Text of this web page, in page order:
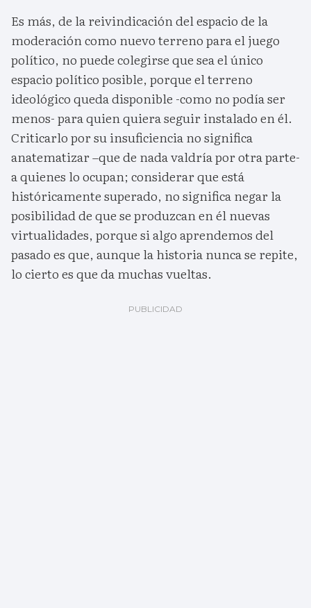
Es más, de la reivindicación del espacio de la
moderación como nuevo terreno para el juego
político, no puede colegirse que sea el único
espacio político posible, porque el terreno
ideológico queda disponible -como no podía ser
menos- para quien quiera seguir instalado en él.
Criticarlo por su insuficiencia no significa
anatematizar –que de nada valdría por otra parte-
a quienes lo ocupan; considerar que está
históricamente superado, no significa negar la
posibilidad de que se produzcan en él nuevas
virtualidades, porque si algo aprendemos del
pasado es que, aunque la historia nunca se repite,
lo cierto es que da muchas vueltas.